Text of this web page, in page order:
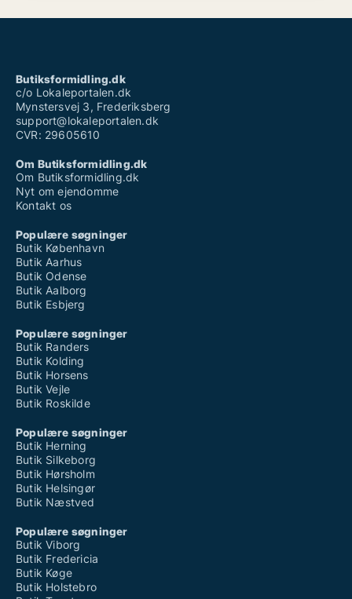
Butiksformidling.dk
c/o Lokaleportalen.dk
Mynstersvej 3, Frederiksberg
support@lokaleportalen.dk
CVR: 29605610
Om Butiksformidling.dk
Om Butiksformidling.dk
Nyt om ejendomme
Kontakt os
Populære søgninger
Butik København
Butik Aarhus
Butik Odense
Butik Aalborg
Butik Esbjerg
Populære søgninger
Butik Randers
Butik Kolding
Butik Horsens
Butik Vejle
Butik Roskilde
Populære søgninger
Butik Herning
Butik Silkeborg
Butik Hørsholm
Butik Helsingør
Butik Næstved
Populære søgninger
Butik Viborg
Butik Fredericia
Butik Køge
Butik Holstebro